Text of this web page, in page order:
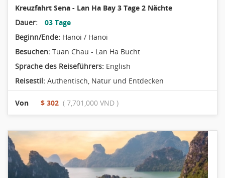
Kreuzfahrt Sena - Lan Ha Bay 3 Tage 2 Nächte
Dauer:
03 Tage
Beginn/Ende: Hanoi / Hanoi
Besuchen: Tuan Chau - Lan Ha Bucht
Sprache des Reiseführers: English
Reisestil: Authentisch, Natur und Entdecken
Von $ 302 ( 7,701,000 VND )